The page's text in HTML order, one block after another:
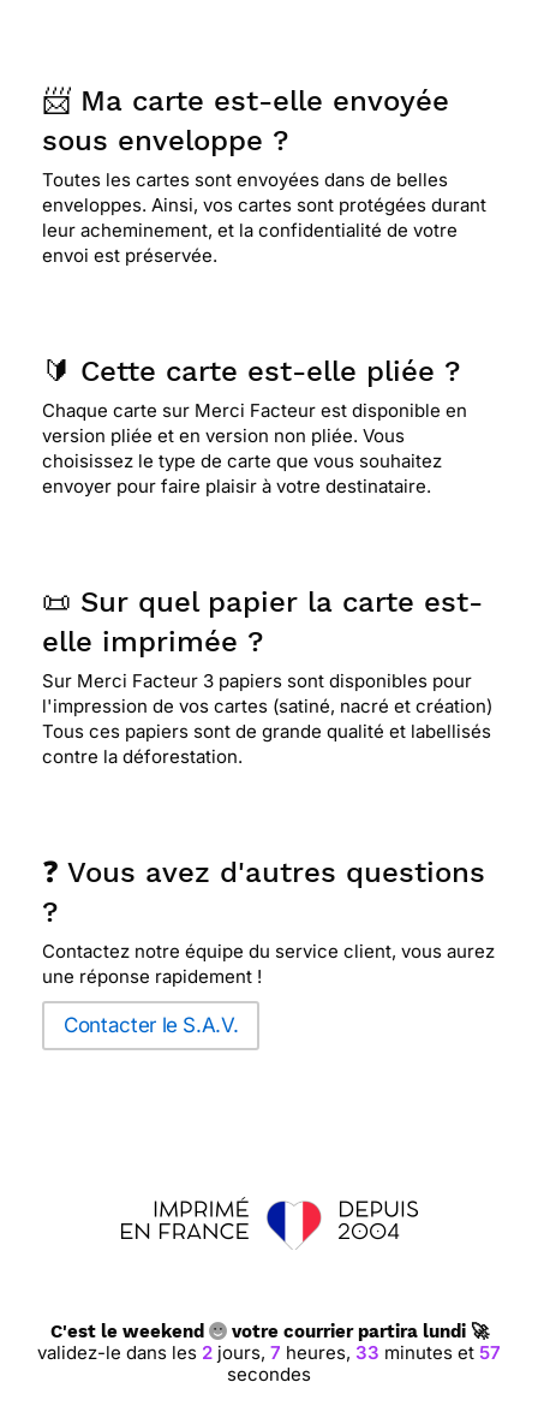
📨 Ma carte est-elle envoyée
sous enveloppe ?
Toutes les cartes sont envoyées dans de belles
enveloppes. Ainsi, vos cartes sont protégées durant
leur acheminement, et la confidentialité de votre
envoi est préservée.
🔰 Cette carte est-elle pliée ?
Chaque carte sur Merci Facteur est disponible en
version pliée et en version non pliée. Vous
choisissez le type de carte que vous souhaitez
envoyer pour faire plaisir à votre destinataire.
📜 Sur quel papier la carte est-
elle imprimée ?
Sur Merci Facteur 3 papiers sont disponibles pour
l'impression de vos cartes (satiné, nacré et création)
Tous ces papiers sont de grande qualité et labellisés
contre la déforestation.
❓ Vous avez d'autres questions
?
Contactez notre équipe du service client, vous aurez
une réponse rapidement !
Contacter le S.A.V.
C'est le weekend votre courrier partira lundi 🚀
validez-le dans les 2jours, 7 heures, 33 minutes et 56
secondes